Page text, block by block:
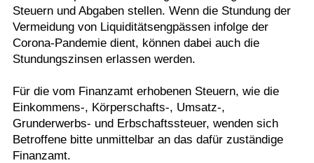
Steuern und Abgaben stellen. Wenn die Stundung der
Vermeidung von Liquiditätsengpässen infolge der
Corona-Pandemie dient, können dabei auch die
Stundungszinsen erlassen werden.
Für die vom Finanzamt erhobenen Steuern, wie die
Einkommens-, Körperschafts-, Umsatz-,
Grunderwerbs- und Erbschaftssteuer, wenden sich
Betroffene bitte unmittelbar an das dafür zuständige
Finanzamt.